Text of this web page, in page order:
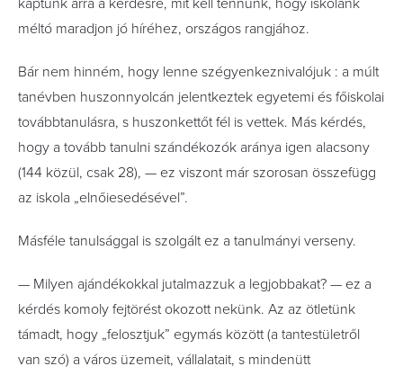
kaptunk arra a kérdésre, mit kell tennünk, hogy iskolánk
méltó maradjon jó híréhez, országos rangjához.
Bár nem hinném, hogy lenne szégyenkeznivalójuk : a múlt
tanévben huszonnyolcán jelentkeztek egyetemi és főiskolai
továbbtanulásra, s huszonkettőt fél is vettek. Más kérdés,
hogy a tovább tanulni szándékozók aránya igen alacsony
(144 közül, csak 28), — ez viszont már szorosan összefügg
az iskola „elnőiesedésével”.
Másféle tanulsággal is szolgált ez a tanulmányi verseny.
— Milyen ajándékokkal jutalmazzuk a legjobbakat? — ez a
kérdés komoly fejtörést okozott nekünk. Az az ötletünk
támadt, hogy „felosztjuk” egymás között (a tantestületről
van szó) a város üzemeit, vállalatait, s mindenütt